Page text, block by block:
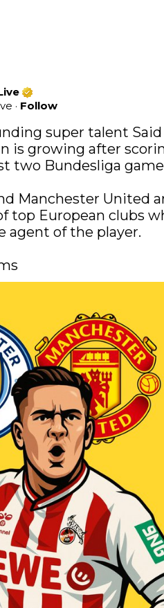
· Follow
super talent Said
is growing after
two Bundesliga
Manchester United
top European clubs
agent of the player.